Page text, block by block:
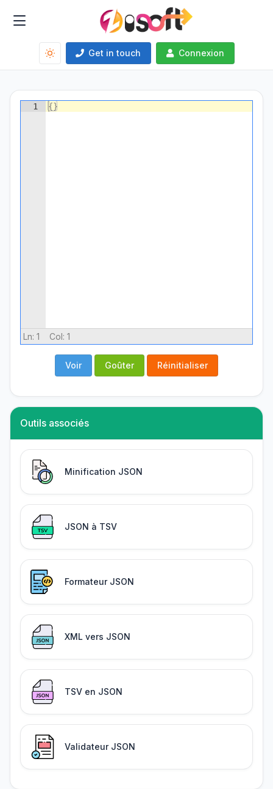
Get in touch Connexion
1 {}
Ln: 1 Col: 1
Voir Goûter Réinitialiser
Outils associés
Minification JSON
JSON à TSV
Formateur JSON
XML vers JSON
TSV en JSON
Validateur JSON